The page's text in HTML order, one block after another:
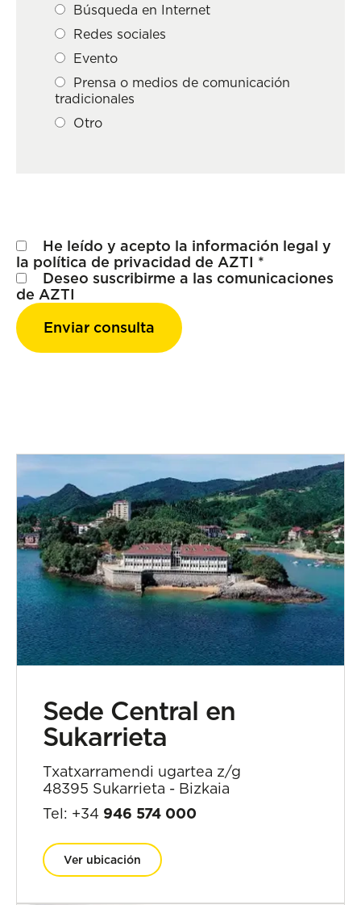
Búsqueda en Internet
Redes sociales
Evento
Prensa o medios de comunicación
tradicionales
Otro
He leído y acepto la información legal y
la política de privacidad de AZTI *
Deseo suscribirme a las comunicaciones
de AZTI
Sede Central en
Sukarrieta
Txatxarramendi ugartea z/g
48395 Sukarrieta - Bizkaia
Tel: +34 946 574 000
Ver ubicación